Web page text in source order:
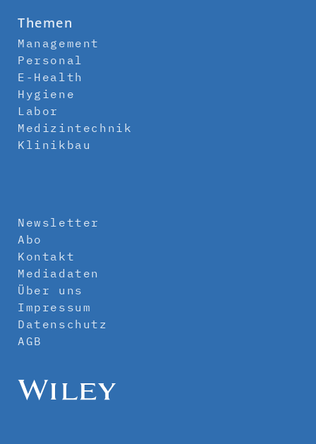
Themen
Management
Personal
E-Health
Hygiene
Labor
Medizintechnik
Klinikbau
Newsletter
Abo
Kontakt
Mediadaten
Über uns
Impressum
Datenschutz
AGB